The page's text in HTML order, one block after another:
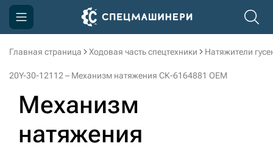
Главная страница Ходовая часть спецтехники Натяжители
20Y-30-12112 – Механизм натяжения СК-6164881 OEM
Механизм
натяжения
Компания
Доставка и оплата
Информация